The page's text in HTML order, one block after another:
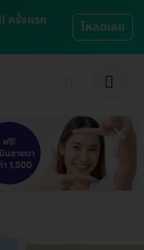
ครั้งแรก
โหลดเลย